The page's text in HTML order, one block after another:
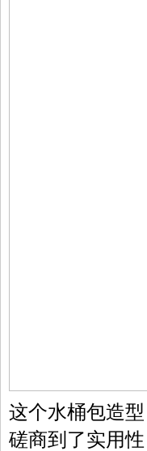
这个水桶包造
磋商到了实用